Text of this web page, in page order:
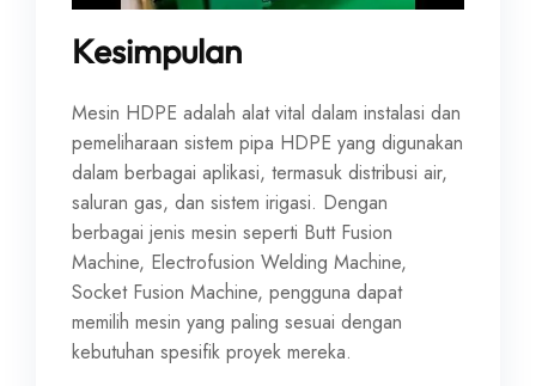
Kesimpulan
Mesin HDPE adalah alat vital dalam instalasi dan
pemeliharaan sistem pipa HDPE yang digunakan
dalam berbagai aplikasi, termasuk distribusi air,
saluran gas, dan sistem irigasi. Dengan
berbagai jenis mesin seperti Butt Fusion
Machine, Electrofusion Welding Machine,
Socket Fusion Machine, pengguna dapat
memilih mesin yang paling sesuai dengan
kebutuhan spesifik proyek mereka.